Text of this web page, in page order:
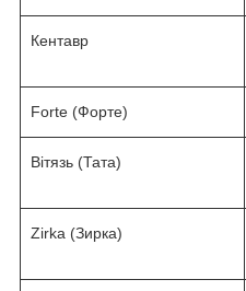
Кентавр
Forte (Форте)
Вітязь (Тата)
Zirka (Зирка)